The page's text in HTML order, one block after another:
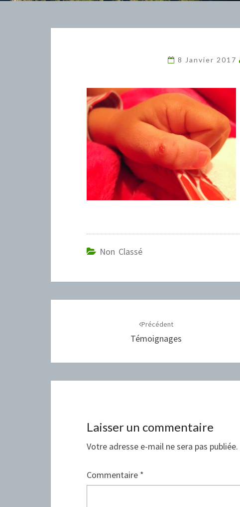
8 Janvier 2017
Non Classé
Précédent
Témoignages
Laisser un commentaire
Votre adresse e-mail ne sera pas publiée.
Commentaire *